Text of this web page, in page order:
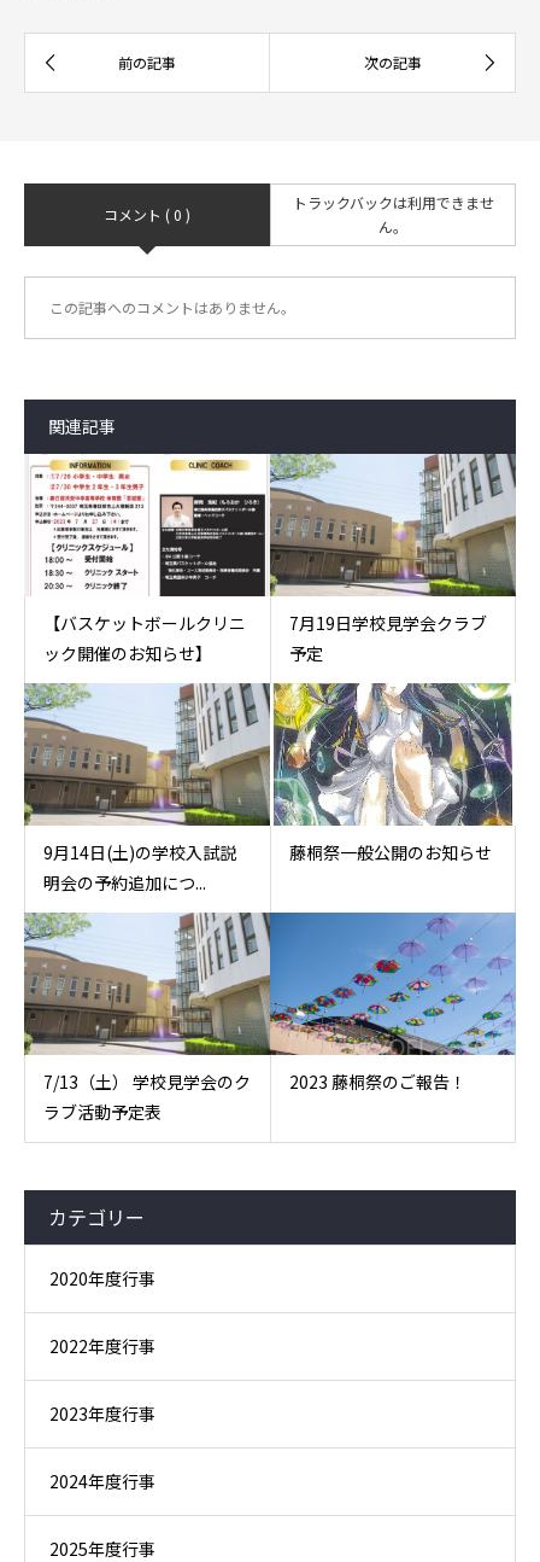
コメント ( 0 )
トラックバックは利用できませ
ん。
この記事へのコメントはありません。
関連記事
【バスケットボールクリニ
ック開催のお知らせ】
7月19日学校見学会クラブ
予定
9月14日(土)の学校入試説
明会の予約追加につ...
藤桐祭一般公開のお知らせ
7/13（土） 学校見学会のク
ラブ活動予定表
2023 藤桐祭のご報告！
カテゴリー
2020年度行事
2022年度行事
2023年度行事
2024年度行事
2025年度行事